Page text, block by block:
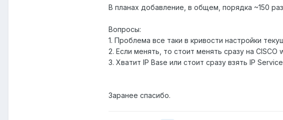
В планах добавление, в общем, порядка ~150
Вопросы:
1. Проблема все таки в кривости настройки
2. Если менять, то стоит менять сразу на
3. Хватит IP Base или стоит сразу взять IP
Заранее спасибо.